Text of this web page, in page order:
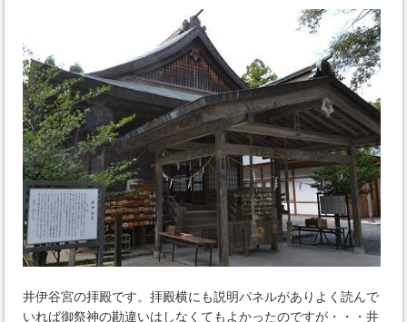
井伊谷宮の拝殿です。拝殿横にも説明パネルがありよく読んで
いれば御祭神の勘違いはしなくてもよかったのですが・・・井